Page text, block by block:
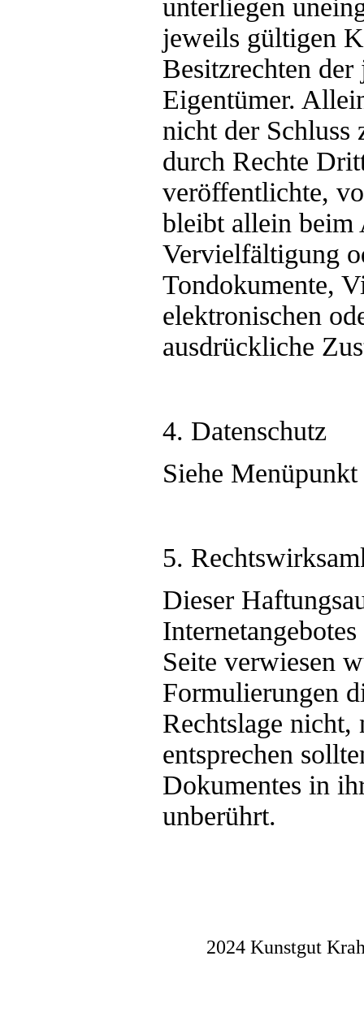
unterliegen
jeweils gültigen
Besitzrechten
Eigentümer.
nicht der Schluss
durch Rechte
veröffentlichte,
bleibt allein beim
Vervielfältigung
Tondokumente,
elektronischen
ausdrückliche
4. Datenschutz
Siehe
5.
Dieser
Seite verwiesen
Formulierungen
Rechtslage
entsprechen
Dokumentes in
unberührt.
2024 Kunstgut